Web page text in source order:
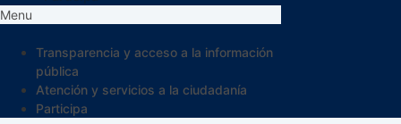
Menu
Transparencia y acceso a la información
pública
Atención y servicios a la ciudadanía
Participa